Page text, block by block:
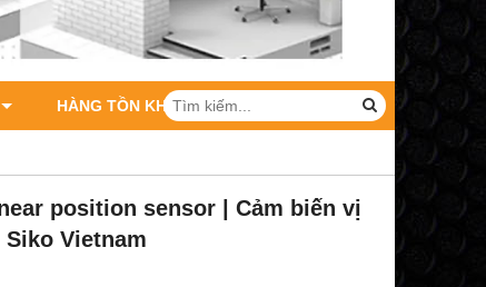
HÀNG TỒN KHO
position sensor | Cảm biến vị
Vietnam